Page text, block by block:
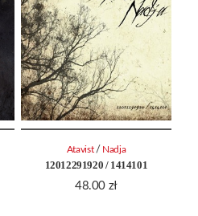
12012291920 / 1414101
48.00 zł
Atavist / Nadja